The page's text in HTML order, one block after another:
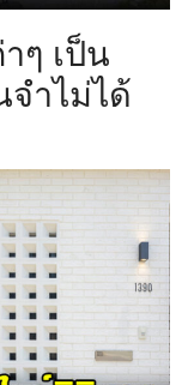
ๆ เป็น
ำไม่ได้